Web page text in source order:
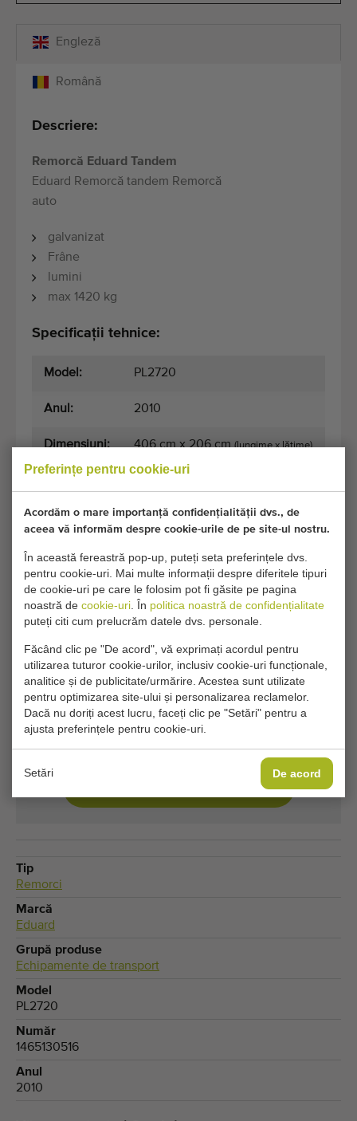
Preferințe pentru cookie-uri
Acordăm o mare importanță confidențialității dvs., de
aceea vă informăm despre cookie-urile de pe site-ul nostru.
În această fereastră pop-up, puteți seta preferințele dvs.
pentru cookie-uri. Mai multe informații despre diferitele tipuri
de cookie-uri pe care le folosim pot fi găsite pe pagina
noastră de cookie-uri . În politica noastră de confidențialitate
puteți citi cum prelucrăm datele dvs. personale.
Făcând clic pe "De acord", vă exprimați acordul pentru
utilizarea tuturor cookie-urilor, inclusiv cookie-uri funcționale,
analitice și de publicitate/urmărire. Acestea sunt utilizate
pentru optimizarea site-ului și personalizarea reclamelor.
Dacă nu doriți acest lucru, faceți clic pe "Setări" pentru a
ajusta preferințele pentru cookie-uri.
Setări De acord
Română
Engleză
Descriere:
Remorcă Eduard Tandem
Eduard Remorcă tandem Remorcă
auto
galvanizat
Frâne
lumini
max 1420 kg
Specificații tehnice:
Model: PL2720
Anul: 2010
Dimensiuni: 406 cm x 206 cm(lungime x lățime)
Condiții generale Procesul de cumpărare
Din pacate, acest Remorcă Eduard Tandem a fost
acum vandut.
Doriți să fiți informat când devine disponibil un Remorci
comparabil? Completați detaliile dvs. aici.
Setările dvs. actuale de cookie blochează această
parte. Ajustați setările de cookie pentru a accesa
MODIFICĂ SETĂRILE COOKIE-URILOR
Tip
Remorci
Marcă
Eduard
Grupă produse
Echipamente de transport
Model
PL2720
Număr
1465130516
Anul
2010